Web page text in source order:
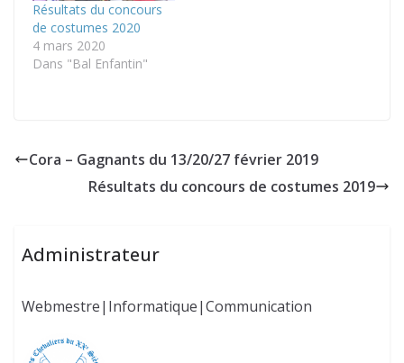
Résultats du concours
de costumes 2020
4 mars 2020
Dans "Bal Enfantin"
Cora – Gagnants du 13/20/27 février 2019
Résultats du concours de costumes 2019
Administrateur
Webmestre|Informatique|Communication